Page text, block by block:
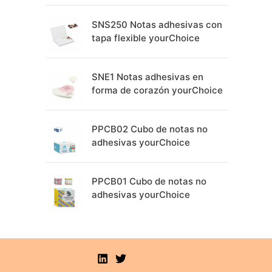
SNS250 Notas adhesivas con
tapa flexible yourChoice
SNE1 Notas adhesivas en
forma de corazón yourChoice
PPCB02 Cubo de notas no
adhesivas yourChoice
PPCB01 Cubo de notas no
adhesivas yourChoice